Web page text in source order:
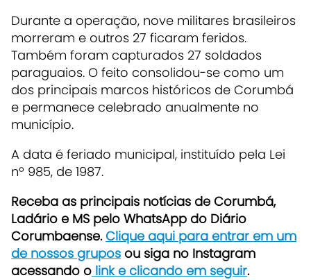
Durante a operação, nove militares brasileiros
morreram e outros 27 ficaram feridos.
Também foram capturados 27 soldados
paraguaios. O feito consolidou-se como um
dos principais marcos históricos de Corumbá
e permanece celebrado anualmente no
município.
A data é feriado municipal, instituído pela Lei
nº 985, de 1987.
Receba as principais notícias de Corumbá,
Ladário e MS pelo WhatsApp do Diário
Corumbaense.Clique aqui para entrar em um
de nossos grupos ou siga no Instagram
acessando o link e clicando em seguir.